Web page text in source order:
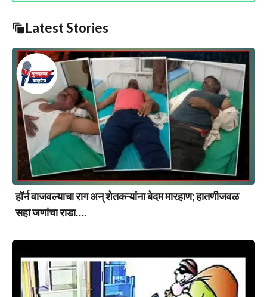
Latest Stories
हॉर्न वाजवल्याचा राग अन् शेतकऱ्यांना बेदम मारहाण; हातणीजवळ
सहा जणांचा राडा….